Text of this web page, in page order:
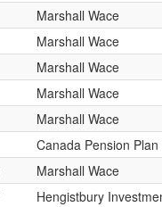
Marshall Wace
Marshall Wace
Marshall Wace
Marshall Wace
Marshall Wace
Canada Pension
Marshall Wace
Hengistbury